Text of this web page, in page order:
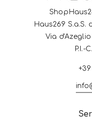
Haus269 S.a.S.
Via
P.I.-